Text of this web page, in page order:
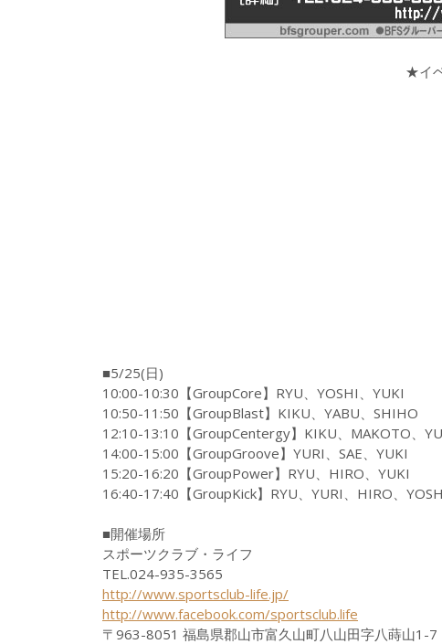
★イ
■5/25(日)
10:00-10:30【GroupCore】RYU、YOSHI、YUKI
10:50-11:50【GroupBlast】KIKU、YABU、SHIHO
12:10-13:10【GroupCentergy】KIKU、MAKOTO、
14:00-15:00【GroupGroove】YURI、SAE、YUKI
15:20-16:20【GroupPower】RYU、HIRO、YUKI
16:40-17:40【GroupKick】RYU、YURI、HIRO、
■開催場所
スポーツクラブ・ライフ
TEL.024-935-3565
http://www.sportsclub-life.jp/
http://www.facebook.com/sportsclub.life
〒963-8051 福島県郡山市富久山町八山田字八蒔山1-7